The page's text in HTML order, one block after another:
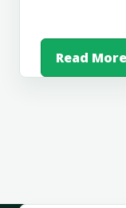
Read More